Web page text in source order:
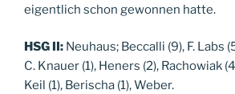
eigentlich schon gewonnen hatte.
HSG II: Neuhaus; Beccalli (9), F. Labs
C. Knauer (1), Heners (2), Rachowiak
Keil (1), Berischa (1), Weber.